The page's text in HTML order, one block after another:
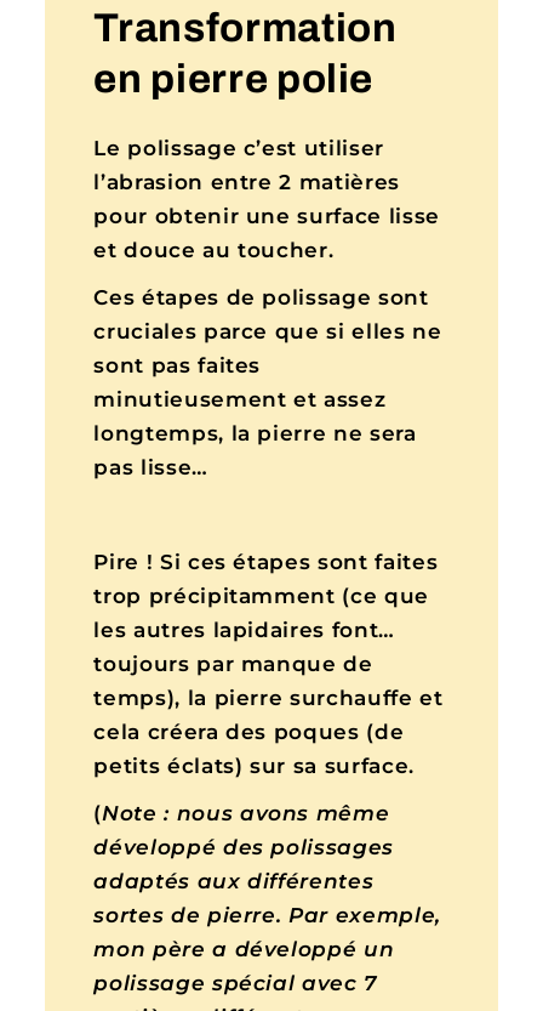
Transformation
en pierre polie
Le polissage c’est utiliser
l’abrasion entre 2 matières
pour obtenir une surface lisse
et douce au toucher.
Ces étapes de polissage sont
cruciales parce que si elles ne
sont pas faites
minutieusement et assez
longtemps, la pierre ne sera
pas lisse…
Pire ! Si ces étapes sont faites
trop précipitamment (ce que
les autres lapidaires font…
toujours par manque de
temps), la pierre surchauffe et
cela créera des poques (de
petits éclats) sur sa surface.
(Note : nous avons même
développé des polissages
adaptés aux différentes
sortes de pierre. Par exemple,
mon père a développé un
polissage spécial avec 7